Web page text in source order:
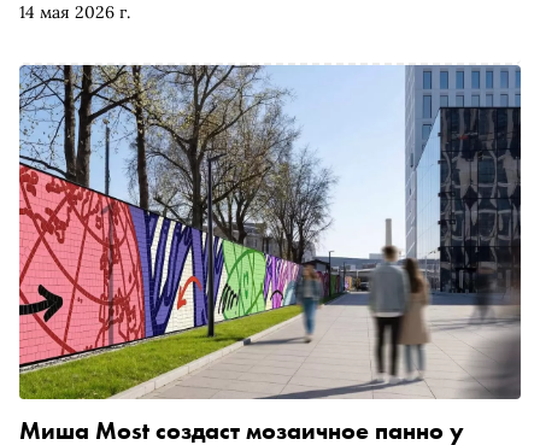
14 мая 2026 г.
«Время, вперёд!» стал Миша Most. Во времена СССР
безликие пространства. Сегодня эту роль зачастую
играет паблик-арт — современные инсталляции,
монументы, городская скульптура. «Сноб» рассказывает,
почему смальта и керамика на стене снова стали
актуальны
Миша Most создаст мозаичное панно у